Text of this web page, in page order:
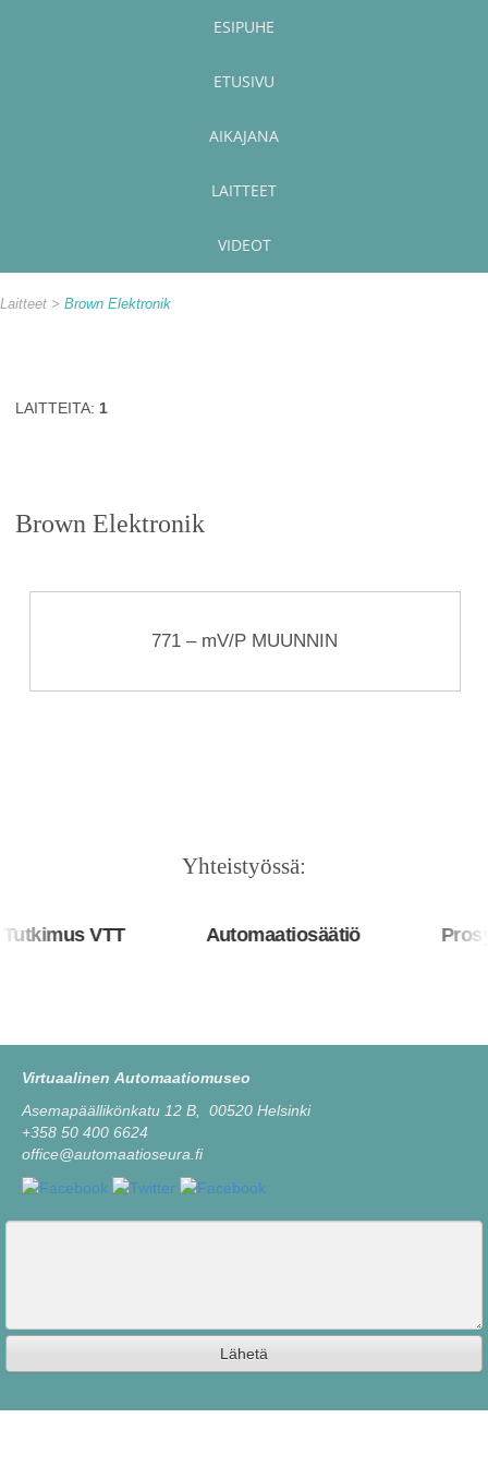
ESIPUHE
ETUSIVU
AIKAJANA
LAITTEET
VIDEOT
Laitteet Brown Elektronik
LAITTEITA: 1
Brown Elektronik
771 – mV/P MUUNNIN
Yhteistyössä:
VTT Automaatiosäätiö Prosys
Virtuaalinen Automaatiomuseo
Asemapäällikönkatu 12 B, 00520 Helsinki
+358 50 400 6624
office@automaatioseura.fi
Lähetä